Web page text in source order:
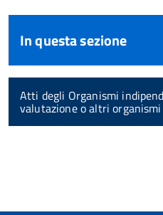
In questa sezione
Atti degli Organismi
valutazione o altri